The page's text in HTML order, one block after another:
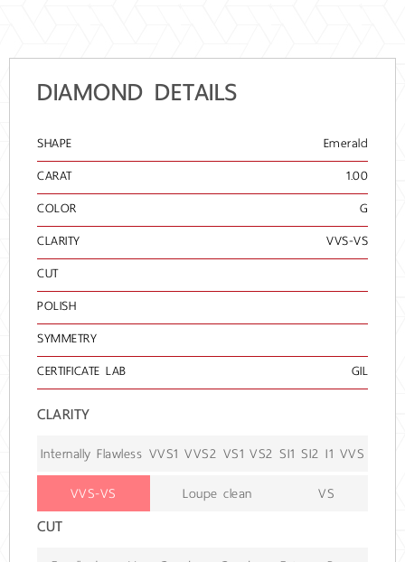
DIAMOND DETAILS
SHAPE
Emerald
CARAT
1.00
COLOR
G
CLARITY
VVS-VS
CUT
POLISH
SYMMETRY
CERTIFICATE LAB
GIL
CLARITY
Internally Flawless VVS1 VVS2 VS1 VS2 SI1 SI2 I1 VVS
VVS-VS
Loupe clean VS
CUT